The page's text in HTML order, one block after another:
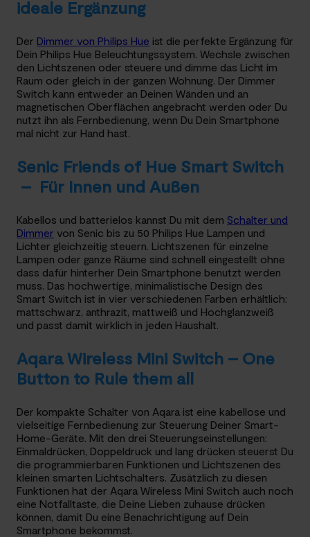
ideale Ergänzung
Der Dimmer von Philips Hue ist die perfekte Ergänzung für
Dein Philips Hue Beleuchtungssystem. Wechsle zwischen
den Lichtszenen oder steuere und dimme das Licht im
Raum oder gleich in der ganzen Wohnung. Der Dimmer
Switch kann entweder an Deinen Wänden und an
magnetischen Oberflächen angebracht werden oder Du
nutzt ihn als Fernbedienung, wenn Du Dein Smartphone
mal nicht zur Hand hast.
Senic Friends of Hue Smart Switch
– Für Innen und Außen
Kabellos und batterielos kannst Du mit dem Schalter und
Dimmer von Senic bis zu 50 Philips Hue Lampen und
Lichter gleichzeitig steuern. Lichtszenen für einzelne
Lampen oder ganze Räume sind schnell eingestellt ohne
dass dafür hinterher Dein Smartphone benutzt werden
muss. Das hochwertige, minimalistische Design des
Smart Switch ist in vier verschiedenen Farben erhältlich:
mattschwarz, anthrazit, mattweiß und Hochglanzweiß
und passt damit wirklich in jeden Haushalt.
Aqara Wireless Mini Switch – One
Button to Rule them all
Der kompakte Schalter von Aqara ist eine kabellose und
vielseitige Fernbedienung zur Steuerung Deiner Smart-
Home-Geräte. Mit den drei Steuerungseinstellungen:
Einmaldrücken, Doppeldruck und lang drücken steuerst Du
die programmierbaren Funktionen und Lichtszenen des
kleinen smarten Lichtschalters. Zusätzlich zu diesen
Funktionen hat der Aqara Wireless Mini Switch auch noch
eine Notfalltaste, die Deine Lieben zuhause drücken
können, damit Du eine Benachrichtigung auf Dein
Smartphone bekommst.